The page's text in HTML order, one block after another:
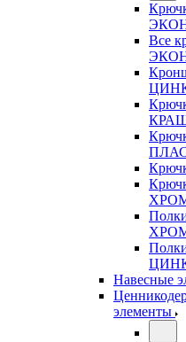
Все
Навесные
элементы